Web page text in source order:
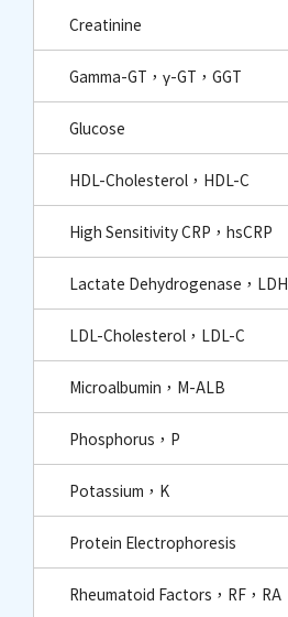
Creatinine
Gamma-GT，γ-GT，GGT
Glucose
HDL-Cholesterol，HDL-C
High Sensitivity CRP，hsCRP
Lactate Dehydrogenase，LDH
LDL-Cholesterol，LDL-C
Microalbumin，M-ALB
Phosphorus，P
Potassium，K
Protein Electrophoresis
Rheumatoid Factors，RF，RA